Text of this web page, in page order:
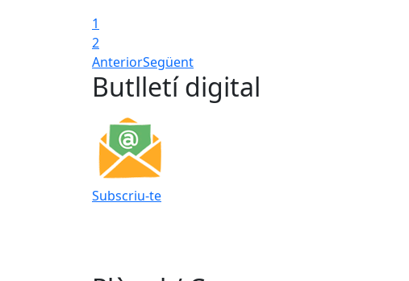
1
2
AnteriorSegüent
Butlletí digital
Subscriu-te